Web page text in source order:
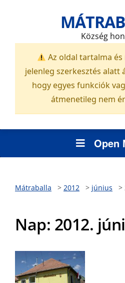
Község
Az oldal tartalma
jelenleg szerkesztés alatt
hogy egyes funkciók
átmenetileg nem
Open
Mátraballa > 2012 > június >
Nap: 2012.